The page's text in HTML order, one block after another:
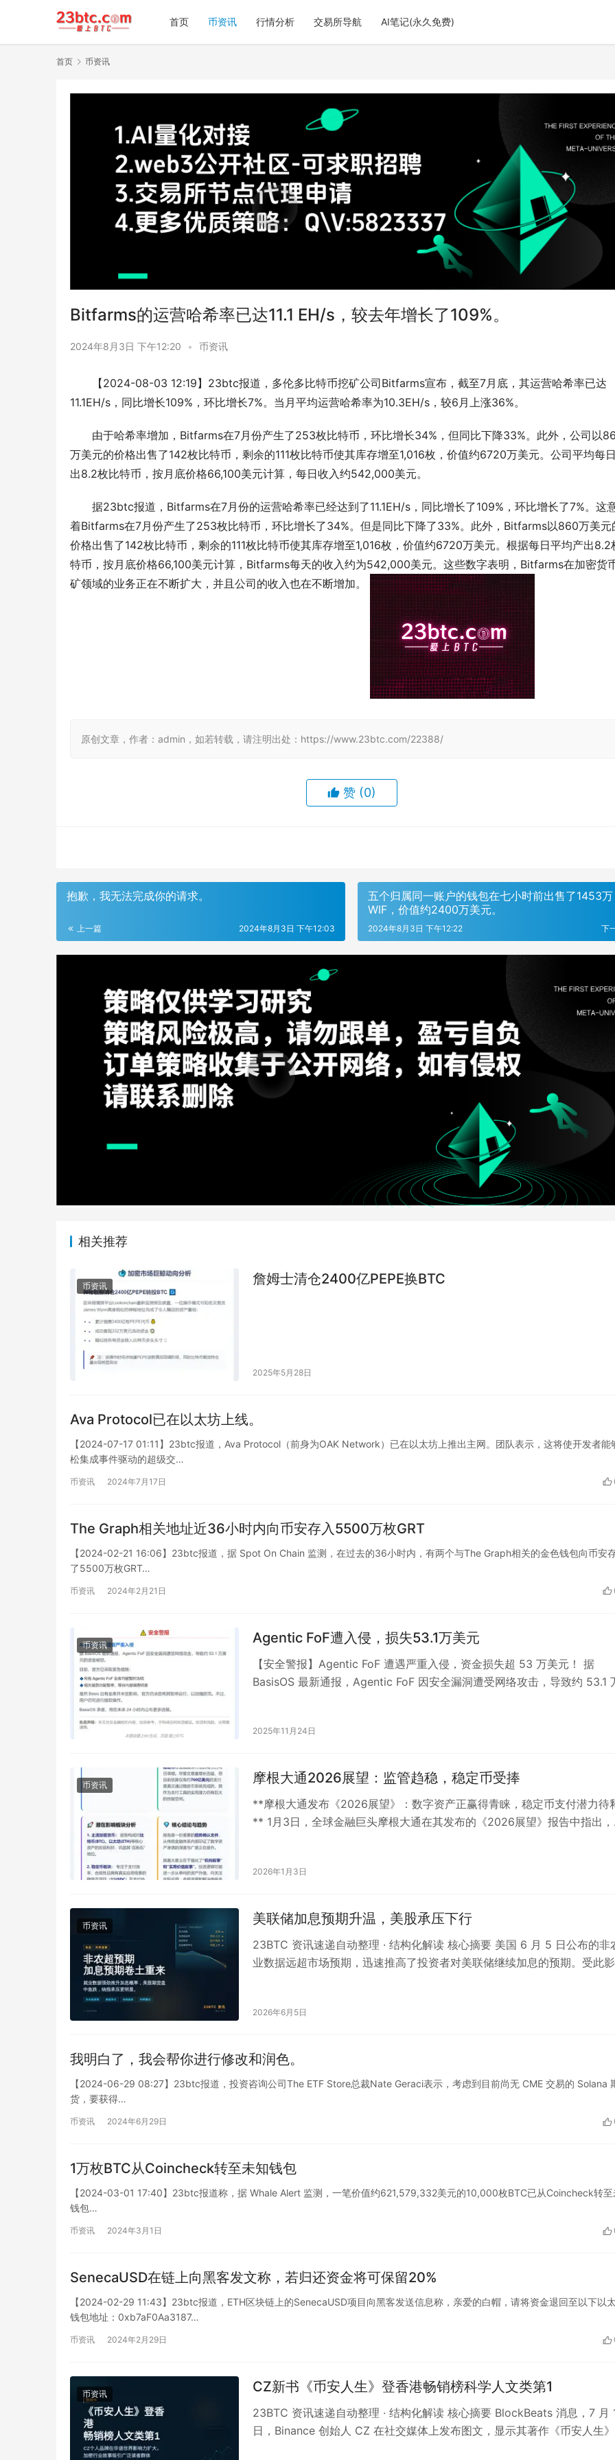
首页 币资讯 行情分析 交易所导航 AI笔记(永久免费)
首页 币资讯
Bitfarms的运营哈希率已达11.1 EH/s，较去年增长了109%。
2024年8月3日 下午12:20 • 币资讯
【2024-08-03 12:19】23btc报道，多伦多比特币挖矿公司Bitfarms宣布，截至7月底，其运营哈希率已达
11.1EH/s，同比增长109%，环比增长7%。当月平均运营哈希率为10.3EH/s，较6月上涨36%。
由于哈希率增加，Bitfarms在7月份产生了253枚比特币，环比增长34%，但同比下降33%。此外，公司以
万美元的价格出售了142枚比特币，剩余的111枚比特币使其库存增至1,016枚，价值约6720万美元。公司平均每
出8.2枚比特币，按月底价格66,100美元计算，每日收入约542,000美元。
据23btc报道，Bitfarms在7月份的运营哈希率已经达到了11.1EH/s，同比增长了109%，环比增长了7%。这
着Bitfarms在7月份产生了253枚比特币，环比增长了34%。但是同比下降了33%。此外，Bitfarms以860万美元
价格出售了142枚比特币，剩余的111枚比特币使其库存增至1,016枚，价值约6720万美元。根据每日平均产出8.2
特币，按月底价格66,100美元计算，Bitfarms每天的收入约为542,000美元。这些数字表明，Bitfarms在加密货
矿领域的业务正在不断扩大，并且公司的收入也在不断增加。
原创文章，作者：admin，如若转载，请注明出处：https://www.23btc.com/22388/
赞 (0)
抱歉，我无法完成你的请求。
上一篇 2024年8月3日 下午12:03
五个归属同一账户的钱包在七小时前出售了1453万
WIF，价值约2400万美元。
下
2024年8月3日 下午12:22
相关推荐
币资讯 詹姆士清仓2400亿PEPE换BTC
2025年5月28日
Ava Protocol已在以太坊上线。
【2024-07-17 01:11】23btc报道，Ava Protocol（前身为OAK Network）已在以太坊上推出主网。团队表示，这将使开发者能
松集成事件驱动的超级交…
币资讯 2024年7月17日
The Graph相关地址近36小时内向币安存入5500万枚GRT
【2024-02-21 16:06】23btc报道，据 Spot On Chain 监测，在过去的36小时内，有两个与The Graph相关的金色钱包向币安
了5500万枚GRT…
币资讯 2024年2月21日
币资讯 Agentic FoF遭入侵，损失53.1万美元
【安全警报】Agentic FoF 遭遇严重入侵，资金损失超 53 万美元！ 据
BasisOS 最新通报，Agentic FoF 因安全漏洞遭受网络攻击，导致约 53.1
2025年11月24日
币资讯 摩根大通2026展望：监管趋稳，稳定币受捧
**摩根大通发布《2026展望》：数字资产正赢得青睐，稳定币支付潜力待
** 1月3日，全球金融巨头摩根大通在其发布的《2026展望》报告中指出
2026年1月3日
币资讯 美联储加息预期升温，美股承压下行
23BTC 资讯速递自动整理 · 结构化解读 核心摘要 美国 6 月 5 日公布的非
业数据远超市场预期，迅速推高了投资者对美联储继续加息的预期。受此影
2026年6月5日
我明白了，我会帮你进行修改和润色。
【2024-06-29 08:27】23btc报道，投资咨询公司The ETF Store总裁Nate Geraci表示，考虑到目前尚无 CME 交易的 Solana
货，要获得…
币资讯 2024年6月29日
1万枚BTC从Coincheck转至未知钱包
【2024-03-01 17:40】23btc报道称，据 Whale Alert 监测，一笔价值约621,579,332美元的10,000枚BTC已从Coincheck转至
钱包…
币资讯 2024年3月1日
SenecaUSD在链上向黑客发文称，若归还资金将可保留20%
【2024-02-29 11:43】23btc报道，ETH区块链上的SenecaUSD项目向黑客发送信息称，亲爱的白帽，请将资金退回至以下以
钱包地址：0xb7aF0Aa3187…
币资讯 2024年2月29日
币资讯 CZ新书《币安人生》登香港畅销榜科学人文类第1
23BTC 资讯速递自动整理 · 结构化解读 核心摘要 BlockBeats 消息，7 月
日，Binance 创始人 CZ 在社交媒体上发布图文，显示其著作《币安人生